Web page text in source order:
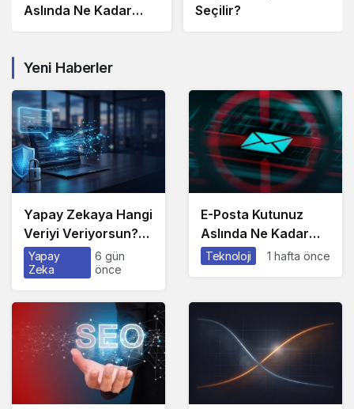
Aslında Ne Kadar
Seçilir?
Yeni Haberler
Yapay Zekaya Hangi
Veriyi Veriyorsun?
Asıl Risk Ürettiğin
Değil, Verdiğin
Yapay
Zeka
6 gün
önce
E-Posta Kutunuz
Aslında Ne Kadar
Güvenli?
Teknoloji 1 hafta önce